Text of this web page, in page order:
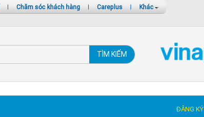
| Chăm sóc khách hàng | Careplus | Khác
TÌM KIẾM
ĐĂNG KÝ